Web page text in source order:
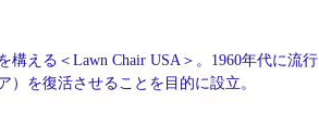
える＜Lawn Chair USA＞。1960年代に流行
）を復活させることを目的に設立。